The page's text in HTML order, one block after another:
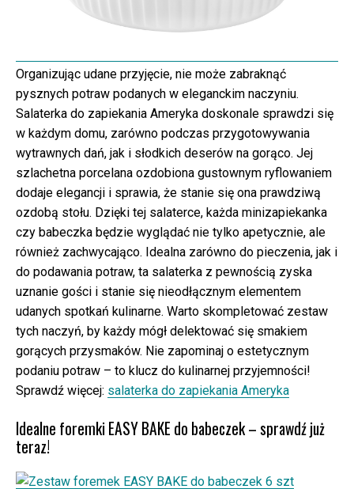
Organizując udane przyjęcie, nie może zabraknąć
pysznych potraw podanych w eleganckim naczyniu.
Salaterka do zapiekania Ameryka doskonale sprawdzi się
w każdym domu, zarówno podczas przygotowywania
wytrawnych dań, jak i słodkich deserów na gorąco. Jej
szlachetna porcelana ozdobiona gustownym ryflowaniem
dodaje elegancji i sprawia, że stanie się ona prawdziwą
ozdobą stołu. Dzięki tej salaterce, każda minizapiekanka
czy babeczka będzie wyglądać nie tylko apetycznie, ale
również zachwycająco. Idealna zarówno do pieczenia, jak i
do podawania potraw, ta salaterka z pewnością zyska
uznanie gości i stanie się nieodłącznym elementem
udanych spotkań kulinarne. Warto skompletować zestaw
tych naczyń, by każdy mógł delektować się smakiem
gorących przysmaków. Nie zapominaj o estetycznym
podaniu potraw – to klucz do kulinarnej przyjemności!
Sprawdź więcej: salaterka do zapiekania Ameryka
Idealne foremki EASY BAKE do babeczek – sprawdź już
teraz!